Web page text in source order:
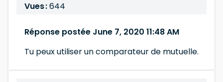
Vues :644
Réponse postée June 7, 2020 11:48 AM
Tu peux utiliser un comparateur de mutuelle.